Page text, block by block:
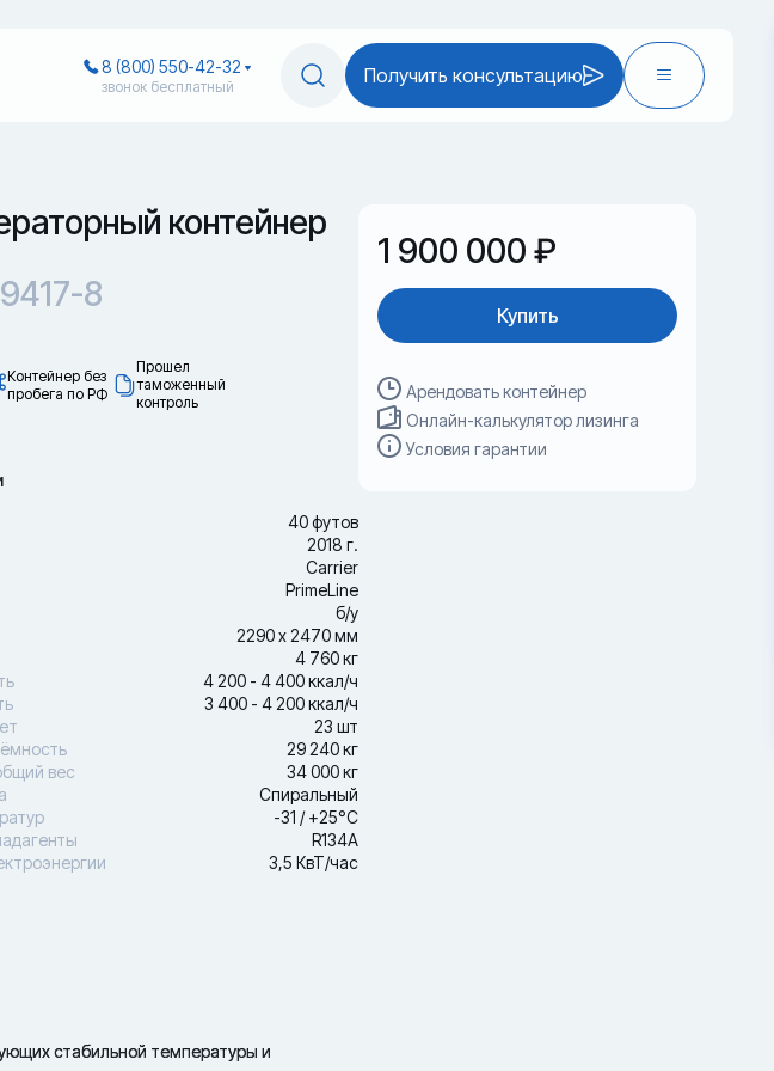
8 (800) 550-42-32
звонок бесплатный Получить консультацию
контейнер
8
Контейнер без
пробега по РФ
Прошел
таможенный
контроль
40 футов
2018 г.
Carrier
PrimeLine
б/у
2290 х 2470 мм
4 760 кг
4 200 - 4 400 ккал/ч
3 400 - 4 200 ккал/ч
23 шт
29 240 кг
вес
34 000 кг
Спиральный
-31 / +25°С
R134A
3,5 КвТ/час
1 900 000 ₽
Купить
Арендовать контейнер
Онлайн-калькулятор лизинга
Условия гарантии
стабильной температуры и